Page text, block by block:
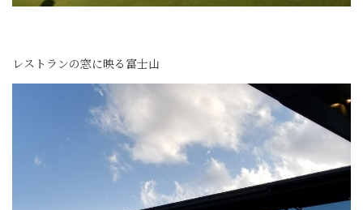
レストランの窓に映る富士山